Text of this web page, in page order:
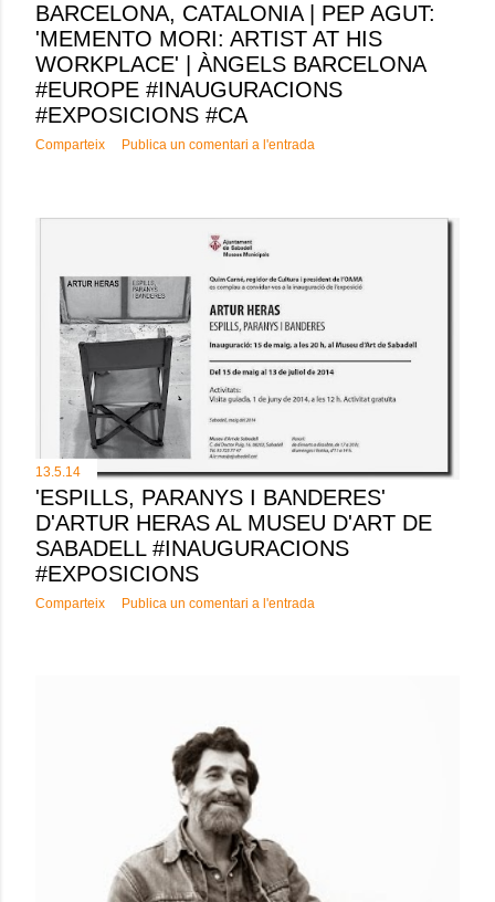
BARCELONA, CATALONIA | PEP AGUT:
'MEMENTO MORI: ARTIST AT HIS
WORKPLACE' | ÀNGELS BARCELONA
#EUROPE #INAUGURACIONS
#EXPOSICIONS #CA
Comparteix Publica un comentari a l'entrada
13.5.14
'ESPILLS, PARANYS I BANDERES'
D'ARTUR HERAS AL MUSEU D'ART DE
SABADELL #INAUGURACIONS
#EXPOSICIONS
Comparteix Publica un comentari a l'entrada